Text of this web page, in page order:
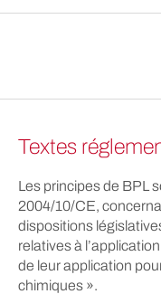
Textes
Les principes de BPL
2004/10/CE,
dispositions
relatives à
de leur application
chimiques ».